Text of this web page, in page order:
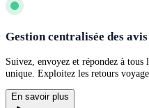
Gestion centralisée des avis
Suivez, envoyez et répondez à
unique. Exploitez les retours
En savoir plus